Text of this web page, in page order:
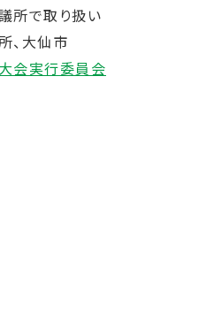
所で取り扱い
、大仙市
会実行委員会